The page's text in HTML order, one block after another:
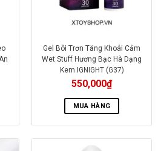
Gel Bôi Trơn Tăng Khoái Cảm
Wet Stuff Hương Bạc Hà Dạng
Kem IGNIGHT (G37)
550,000₫
MUA HÀNG